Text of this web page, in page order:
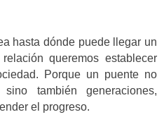
hasta dónde puede llegar un
queremos establecer
Porque un puente no
también generaciones,
el progreso.